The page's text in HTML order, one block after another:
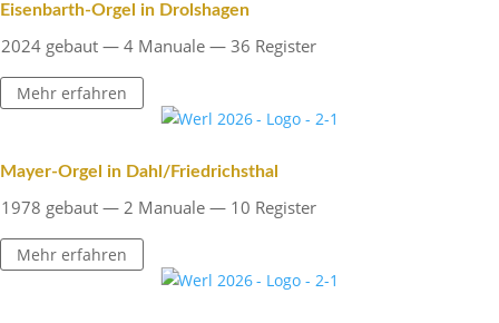
Eisen­barth-Orgel in Drolshagen
2024 gebaut — 4 Manuale — 36 Register
Mehr erfahren
Mayer-Orgel in Dahl/Friedrichsthal
1978 gebaut — 2 Manuale — 10 Register
Mehr erfahren